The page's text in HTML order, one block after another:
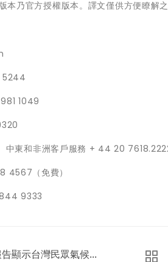
本乃官方授權版本。譯文僅供方便瞭解
5244
1049
中東和非洲客戶服務 + 44 20
4567（免費）
9333
顯示台灣民眾氣候...